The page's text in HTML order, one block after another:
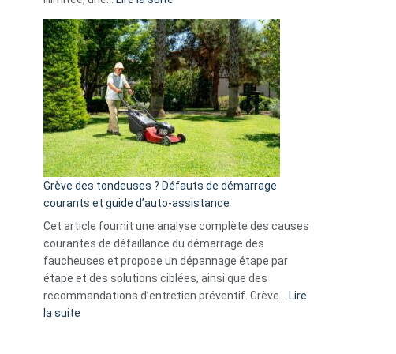
GitHub
choisir
une
caméra
de
surveillance
?
5
avantages
essentiels
de
la
S330
eufy
Grève des tondeuses ? Défauts de démarrage
courants et guide d’auto-assistance
Cet article fournit une analyse complète des causes
courantes de défaillance du démarrage des
faucheuses et propose un dépannage étape par
étape et des solutions ciblées, ainsi que des
recommandations d’entretien préventif. Grève…
Lire
la suite